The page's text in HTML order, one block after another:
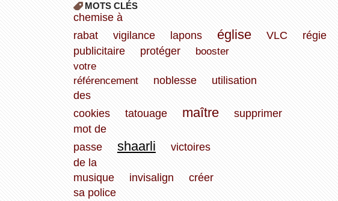
MOTS CLÉS
chemise à
rabat
vigilance lapons église VLC
régie
publicitaire
protéger
booster
votre
référencement
noblesse
utilisation
des
cookies
tatouage maître
supprimer
mot de
passe
shaarli
victoires
de la
musique
invisalign
créer
sa police